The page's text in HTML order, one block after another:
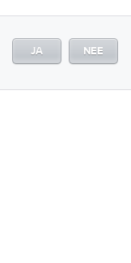
JA NEE